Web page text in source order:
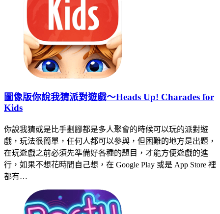
圖像版你說我猜派對遊戲～Heads Up! Charades for
Kids
你說我猜或是比手劃腳都是多人聚會的時候可以玩的派對遊
戲，玩法很簡單，任何人都可以參與，但困難的地方是出題，
在玩遊戲之前必須先準備好各種的題目，才能方便遊戲的進
行，如果不想花時間自己想，在 Google Play 或是 App Store 裡
都有…